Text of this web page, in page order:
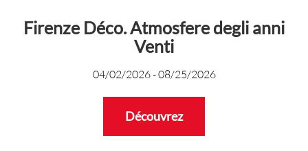
Firenze Déco. Atmosfere degli anni
Venti
04/02/2026-08/25/2026
Découvrez